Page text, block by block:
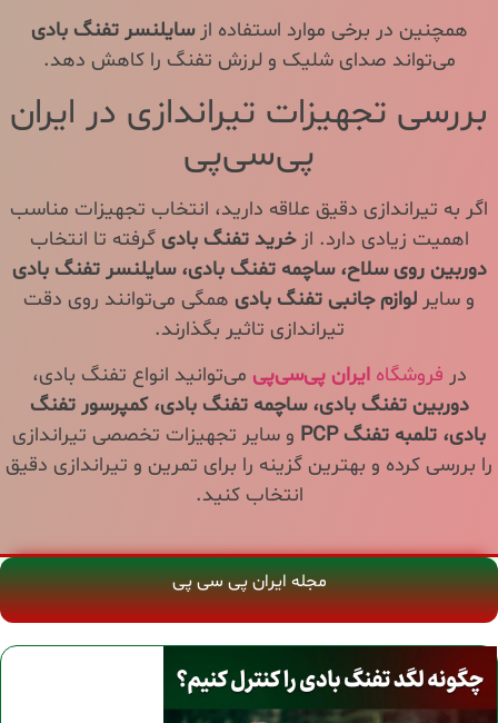
همچنین در برخی موارد استفاده ازسایلنسر تفنگ بادی
می‌تواند صدای شلیک و لرزش تفنگ را کاهش دهد.
بررسی تجهیزات تیراندازی در ایران
پی‌سی‌پی
اگر به تیراندازی دقیق علاقه دارید، انتخاب تجهیزات مناسب
اهمیت زیادی دارد. ازخرید تفنگ بادی گرفته تا انتخاب
دوربین روی سلاح، ساچمه تفنگ بادی، سایلنسر تفنگ بادی
و سایر لوازم جانبی تفنگ بادی همگی می‌توانند روی دقت
تیراندازی تاثیر بگذارند.
در فروشگاهایران پی‌سی‌پی می‌توانید انواع تفنگ بادی،
دوربین تفنگ بادی، ساچمه تفنگ بادی، کمپرسور تفنگ
بادی، تلمبه تفنگ PCP
و سایر تجهیزات تخصصی تیراندازی
را بررسی کرده و بهترین گزینه را برای تمرین و تیراندازی دقیق
انتخاب کنید.
مجله ایران پی سی پی